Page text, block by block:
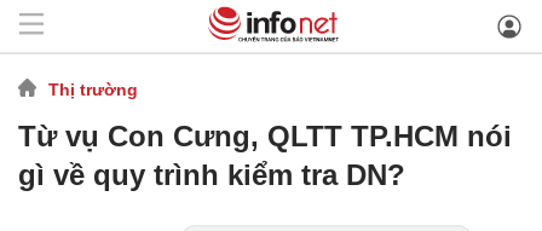
Thị trường
Từ vụ Con Cưng, QLTT TP.HCM nói
gì về quy trình kiểm tra DN?